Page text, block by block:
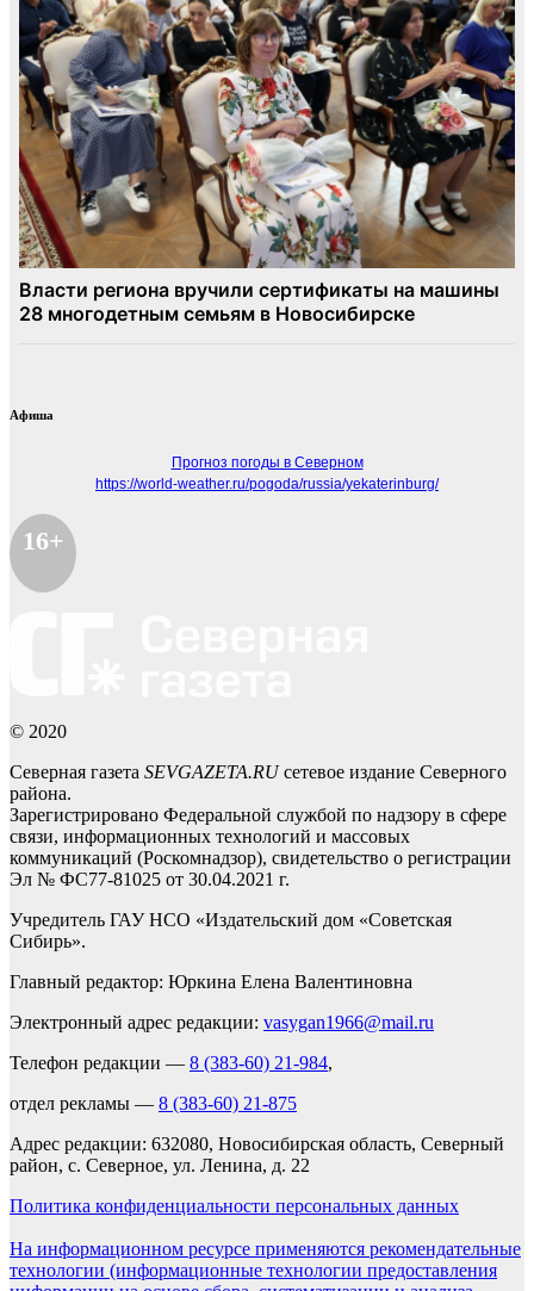
Афиша
Прогноз погоды в Северном
https://world-weather.ru/pogoda/russia/yekaterinburg/
16+
© 2020
Северная газета SEVGAZETA.RUсетевое издание Северного
района.
Зарегистрировано Федеральной службой по надзору в сфере
связи, информационных технологий и массовых
коммуникаций (Роскомнадзор), свидетельство о регистрации
Эл № ФС77-81025 от 30.04.2021 г.
Учредитель ГАУ НСО «Издательский дом «Советская
Сибирь».
Главный редактор: Юркина Елена Валентиновна
Электронный адрес редакции: vasygan1966@mail.ru
Телефон редакции — 8 (383-60) 21-984,
отдел рекламы — 8 (383-60) 21-875
Адрес редакции: 632080, Новосибирская область, Северный
район, с. Северное, ул. Ленина, д. 22
Политика конфиденциальности персональных данных
На информационном ресурсе применяются рекомендательные
технологии (информационные технологии предоставления